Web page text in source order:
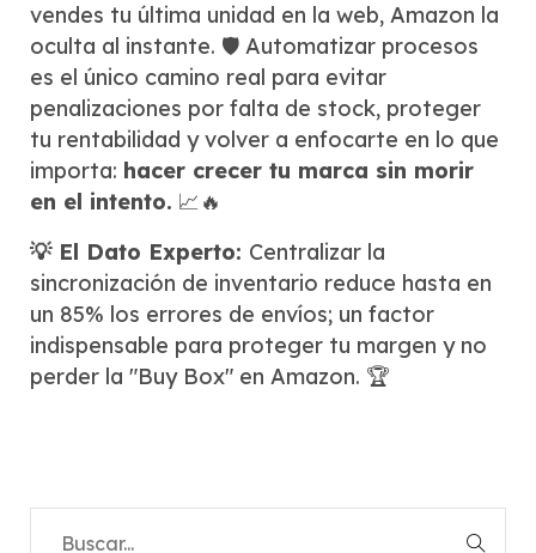
vendes tu última unidad en la web, Amazon la
oculta al instante. 🛡️ Automatizar procesos
es el único camino real para evitar
penalizaciones por falta de stock, proteger
tu rentabilidad y volver a enfocarte en lo que
importa: hacer crecer tu marca sin morir
en el intento. 📈🔥
💡 El Dato Experto: Centralizar la
sincronización de inventario reduce hasta en
un 85% los errores de envíos; un factor
indispensable para proteger tu margen y no
perder la "Buy Box" en Amazon. 🏆